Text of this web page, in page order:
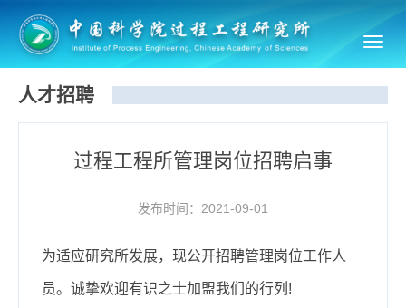
人才招聘
过程工程所管理岗位招聘启事
发布时间：2021-09-01
为适应研究所发展，现公开招聘管理岗位工作人
员。诚挚欢迎有识之士加盟我们的行列!